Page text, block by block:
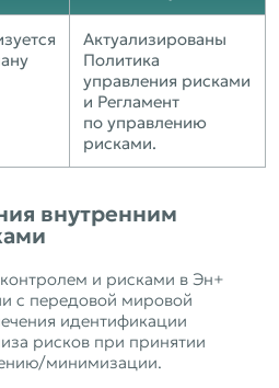
Актуализированы
Политика
управления рисками
и Регламент
по управлению
рисками.
внутренним
и рисками в Эн+
с передовой мировой
идентификации
рисков при принятии
минимизации.